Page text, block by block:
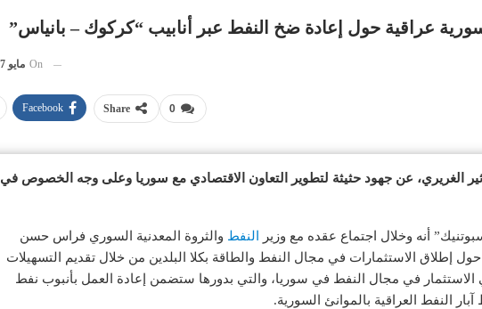
عراقية حول إعادة ضخ النفط عبر أنابيب “كركوك – بانياس”
On مايو 7, 2023
0
Share
Facebook
الغريري، عن جهود حثيثة لتطوير التعاون الاقتصادي مع سوريا وعلى وجه الخصوص في
أنه وخلال اجتماع عقده مع وزير النفط والثروة المعدنية السوري فراس حسن
إطلاق الاستثمارات في مجال النفط والطاقة بكلا البلدين من خلال تقديم التسهيلات
الاستثمار في مجال النفط في سوريا، والتي بدورها ستضمن إعادة العمل بأنبوب نفط
النفط العراقية بالموانئ السورية.